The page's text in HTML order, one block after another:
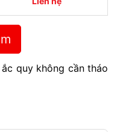
quy không cần tháo